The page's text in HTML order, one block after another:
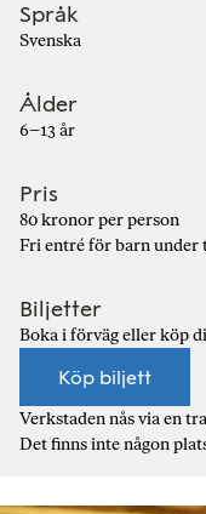
Språk
Svenska
Ålder
6–13 år
Pris
80 kronor per person
Fri entré för barn under
Biljetter
Boka i förväg eller köp
Köp biljett
Verkstaden nås via en
Det finns inte någon